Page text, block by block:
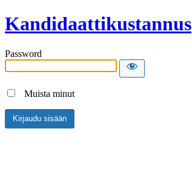
Kandidaattikustannus
Password
Muista minut